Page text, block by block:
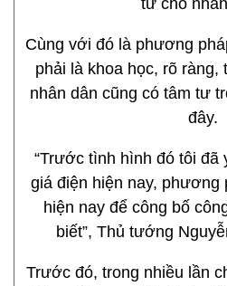
tư cho
Cùng với đó là phương
phải là khoa học, rõ ràng,
nhân dân cũng có tâm tư
đây.
“Trước tình hình đó tôi đã
giá điện hiện nay, phương
hiện nay để công bố
biết”, Thủ tướng
Trước đó, trong nhiều lần